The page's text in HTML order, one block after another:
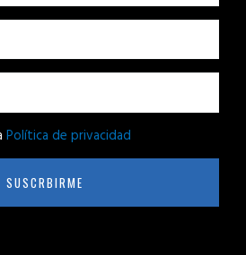
Política de privacidad
SUSCRBIRME